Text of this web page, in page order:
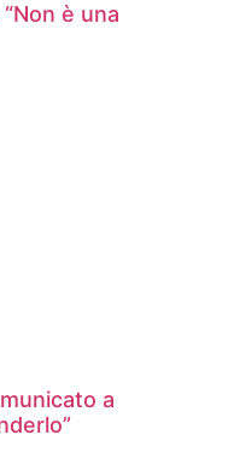
è una
a